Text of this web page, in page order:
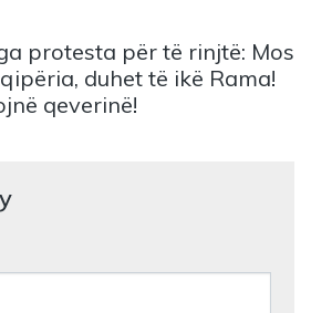
protesta për të rinjtë: Mos
duhet të ikë Rama!
qeverinë!